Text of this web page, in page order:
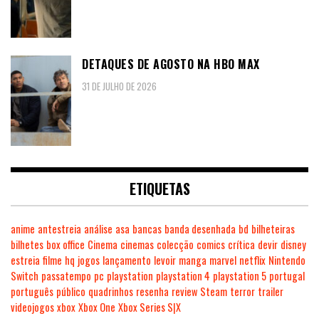
DETAQUES DE AGOSTO NA HBO MAX
31 DE JULHO DE 2026
ETIQUETAS
anime antestreia análise asa bancas banda desenhada bd bilheteiras
bilhetes box office Cinema cinemas colecção comics crítica devir disney
estreia filme hq jogos lançamento levoir manga marvel netflix Nintendo
Switch passatempo pc playstation playstation 4 playstation 5 portugal
português público quadrinhos resenha review Steam terror trailer
videojogosxboxXbox One Xbox Series S|X